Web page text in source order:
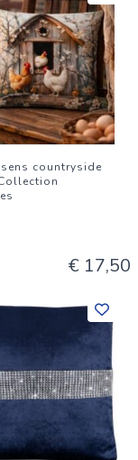
countryside
€ 17,50